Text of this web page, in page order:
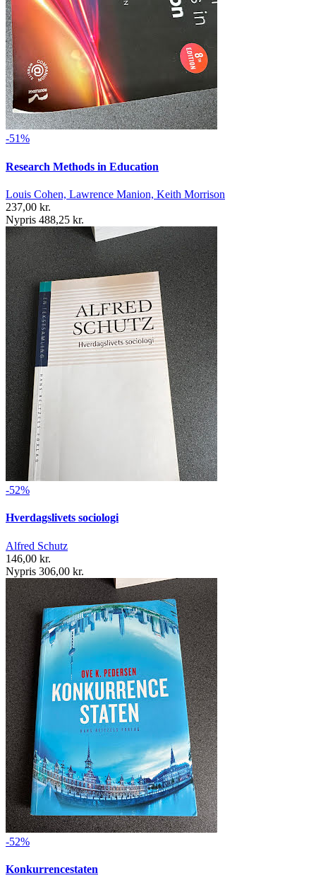
-51%
Research Methods in Education
Louis Cohen, Lawrence Manion, Keith Morrison
237,00 kr.
Nypris 488,25 kr.
-52%
Hverdagslivets sociologi
Alfred Schutz
146,00 kr.
Nypris 306,00 kr.
-52%
Konkurrencestaten